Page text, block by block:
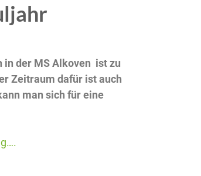
in der MS Alkoven ist zu
Zeitraum dafür ist auch
man sich für eine